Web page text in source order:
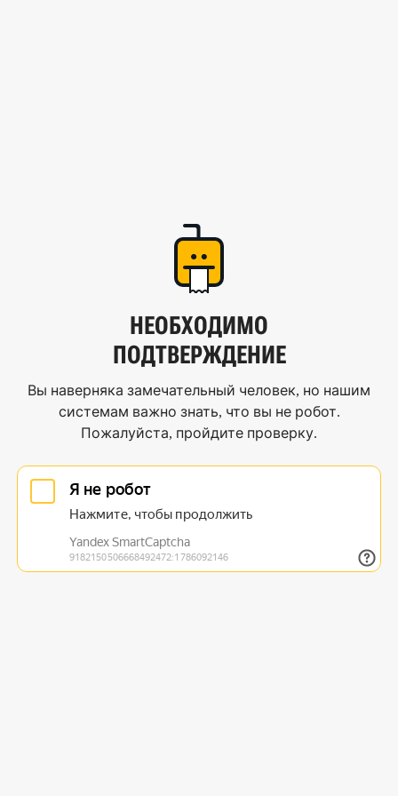
НЕОБХОДИМО
ПОДТВЕРЖДЕНИЕ
Вы наверняка замечательный человек, но нашим
системам важно знать, что вы не робот.
Пожалуйста, пройдите проверку.